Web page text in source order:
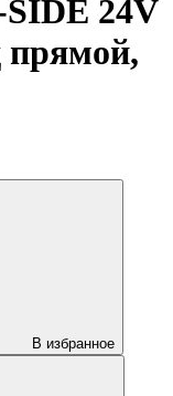
24V
В избранное